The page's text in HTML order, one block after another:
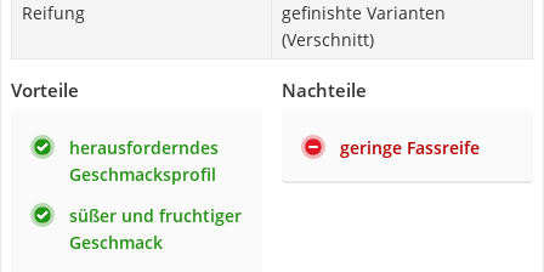
Reifung
gefinishte Varianten
(Verschnitt)
Vorteile
herausforderndes
Geschmacksprofil
süßer und fruchtiger
Geschmack
Nachteile
geringe Fassreife